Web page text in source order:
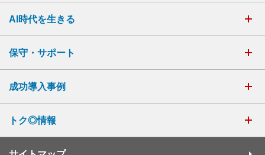
AI時代を生きる
保守・サポート
成功導入事例
トク◎情報